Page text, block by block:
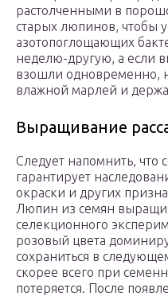
растолченными в
старых люпинов, чтобы
азотопоглощающих
неделю-другую, а если
взошли одновременно,
влажной марлей и
Выращивание
Следует напомнить,
гарантирует
окраски и других
Люпин из семян
селекционного
розовый цвета
сохраниться в
скорее всего при
потеряется. После